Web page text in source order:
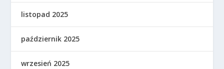
listopad 2025
październik 2025
wrzesień 2025